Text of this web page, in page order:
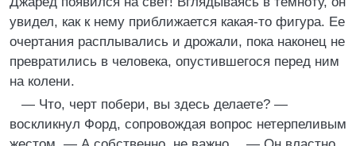
увидел, как к нему приближается какая-то фигура. Ее
очертания расплывались и дрожали, пока наконец не
превратились в человека, опустившегося перед ним
на колени.
— Что, черт побери, вы здесь делаете? —
воскликнул Форд, сопровождая вопрос нетерпеливым